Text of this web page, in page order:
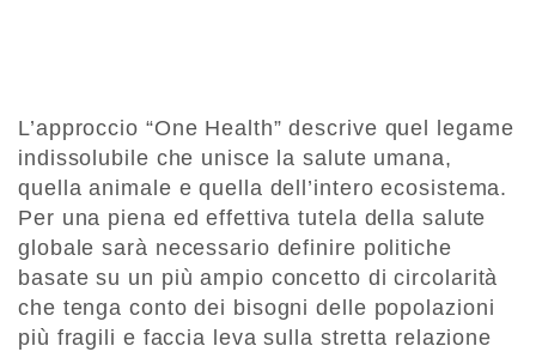
L’approccio “One Health” descrive quel legame
indissolubile che unisce la salute umana,
quella animale e quella dell’intero ecosistema.
Per una piena ed effettiva tutela della salute
globale sarà necessario definire politiche
basate su un più ampio concetto di circolarità
che tenga conto dei bisogni delle popolazioni
più fragili e faccia leva sulla stretta relazione